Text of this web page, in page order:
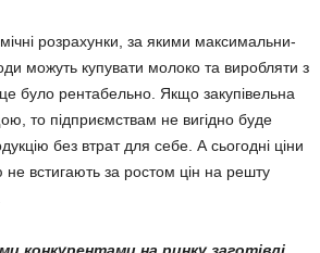
розрахунки, за якими максима­­ль­­ни­
мо­жуть купувати молоко та ви­робляти з
було рентабельно. Якщо за­купівельна
то підприємствам не ви­­гідно буде
без втрат для себе. А сьогодні ціни
встигають за ростом цін на решту